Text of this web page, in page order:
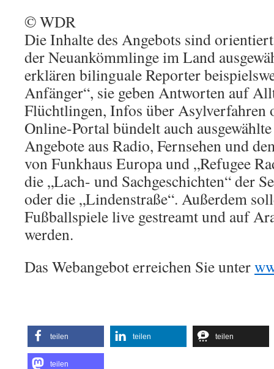
© WDR
Die Inhalte des Angebots sind
der Neuankömmlinge im Land
erklären bilinguale Reporter
Anfänger“, sie geben Antworten auf
Flüchtlingen, Infos über Asylverfahren
Online-Portal bündelt auch
Angebote aus Radio, Fernsehen und
von Funkhaus Europa und „Refugee
die „Lach- und Sachgeschichten“ der
oder die „Lindenstraße“. Außerdem
Fußballspiele live gestreamt und auf
werden.
Das Webangebot erreichen Sie unter
teilen teilen teilen
teilen